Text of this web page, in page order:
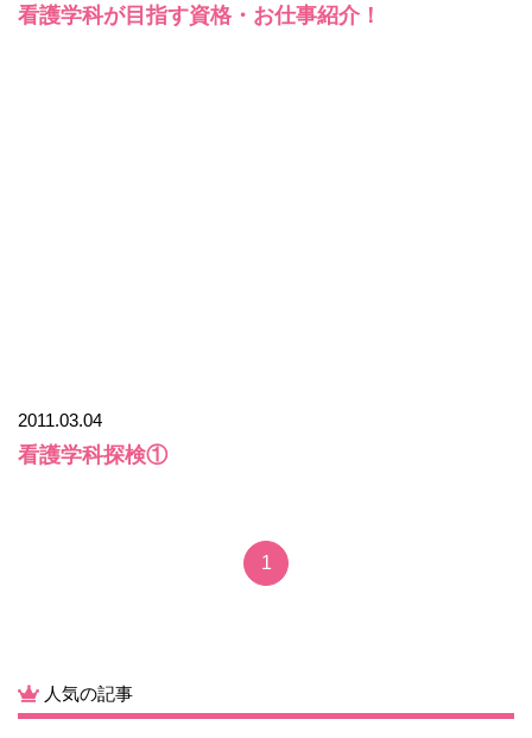
看護学科が目指す資格・お仕事紹介！
2011.03.04
看護学科探検①
1
人気の記事